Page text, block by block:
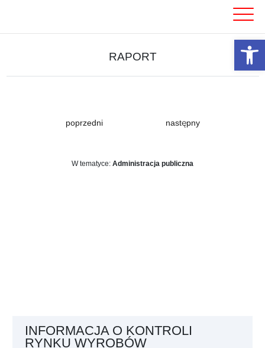
RAPORT
poprzedni następny
W tematyce: Administracja publiczna
INFORMACJA O KONTROLI
RYNKU WYROBÓW